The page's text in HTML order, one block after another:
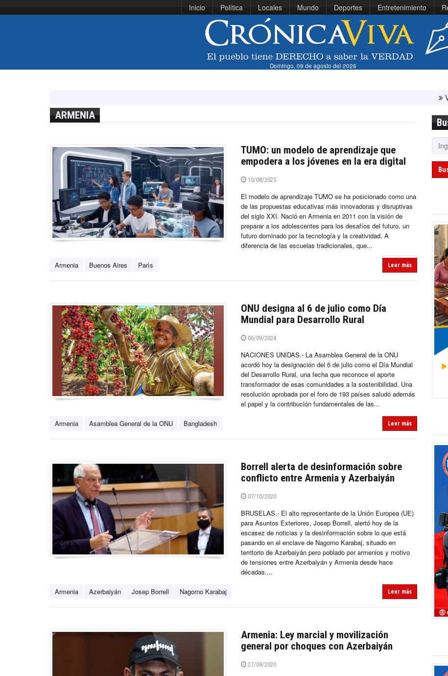
Inicio Política Locales Mundo Deportes Entretenimiento
Domingo, 09 de agosto del 2026
Vinícius
ARMENIA
TUMO: un modelo de aprendizaje que
empodera a los jóvenes en la era digital
10/08/2025
El modelo de aprendizaje TUMO se ha posicionado como una
de las propuestas educativas más innovadoras y disruptivas
del siglo XXI. Nació en Armenia en 2011 con la visión de
preparar a los adolescentes para los desafíos del futuro, un
futuro dominado por la tecnología y la creatividad. A
diferencia de las escuelas tradicionales, que...
Armenia Buenos Aires Parìs Leer más
ONU designa al 6 de julio como Día
Mundial para Desarrollo Rural
06/09/2024
NACIONES UNIDAS.- La Asamblea General de la ONU
acordó hoy la designación del 6 de julio como el Día Mundial
del Desarrollo Rural, una fecha que reconoce el aporte
transformador de esas comunidades a la sostenibilidad. Una
resolución aprobada por el foro de 193 países saludó además
el papel y la contribución fundamentales de las...
Armenia Asamblea General de la ONU Bangladesh Leer más
Borrell alerta de desinformación sobre
conflicto entre Armenia y Azerbaiyán
07/10/2020
BRUSELAS.- El alto representante de la Unión Europea (UE)
para Asuntos Exteriores, Josep Borrell, alertó hoy de la
escasez de noticias y la desinformación sobre lo que está
pasando en el enclave de Nagorno Karabaj, situado en
territorio de Azerbaiyán pero poblado por armenios y motivo
de tensiones entre Azerbaiyán y Armenia desde hace
décadas....
Armenia Azerbaiyán Josep Borrell Nagorno Karabaj Leer más
Armenia: Ley marcial y movilización
general por choques con Azerbaiyán
27/09/2020